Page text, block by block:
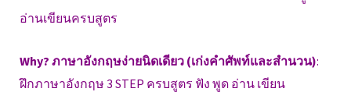
อ่านเขียนครบสูตร
Why? ภาษาอังกฤษง่ายนิดเดียว (เก่งคำศัพท์และสำนวน):
ฝึกภาษาอังกฤษ 3 STEP ครบสูตร ฟัง พูด อ่าน เขียน